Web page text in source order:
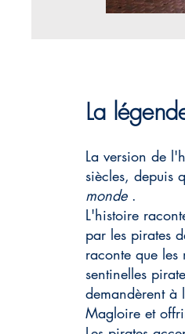
La
La version de
siècles, depuis
monde.
L'histoire
par les pirates
raconte que
sentinelles
demandèrent à
Magloire et